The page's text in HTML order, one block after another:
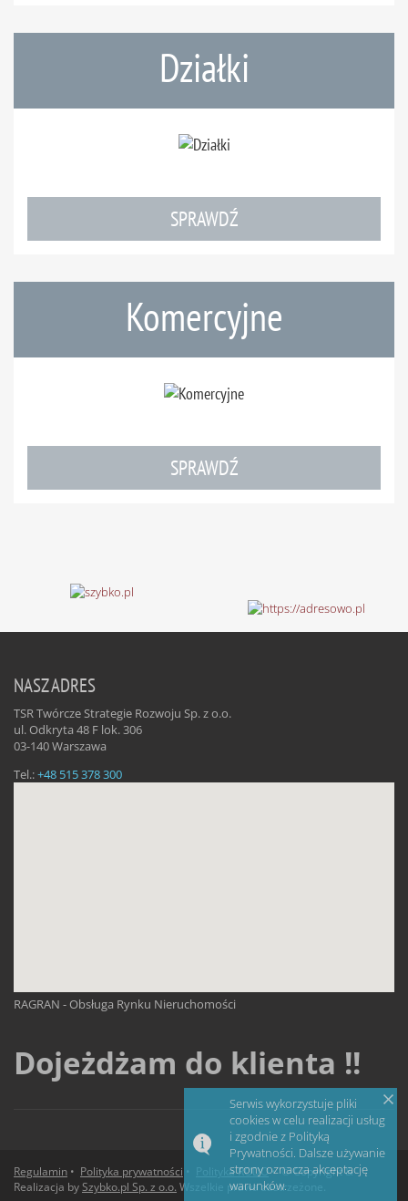
Działki
SPRAWDŹ
Komercyjne
SPRAWDŹ
NASZ ADRES
TSR Twórcze Strategie Rozwoju Sp. z o.o.
ul. Odkryta 48 F lok. 306
03-140Warszawa
Tel.:+48 515 378 300
RAGRAN - Obsługa Rynku Nieruchomości
Dojeżdżam do klienta !!
Regulamin • Polityka prywatności Polityka RODO• © Copyright &
Realizacja bySzybko.pl Sp. z o.o. Wszelkie prawa zastrzeżone.
Serwis wykorzystuje pliki
cookies w celu realizacji usług
i zgodnie z Polityką
Prywatności. Dalsze używanie
strony oznacza akceptację
warunków.